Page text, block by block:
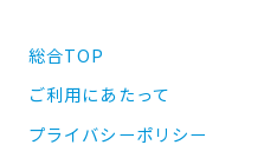
総合TOP
ご利用にあたって
プライバシーポリシー